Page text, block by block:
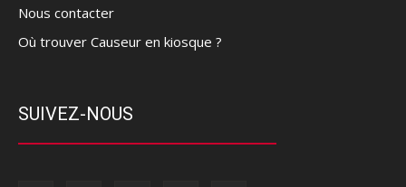
Nous contacter
Où trouver Causeur en kiosque ?
SUIVEZ-NOUS